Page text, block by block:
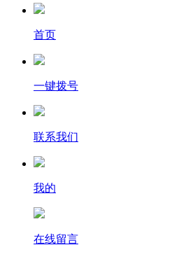
首页
一键拨号
联系我们
我的
在线留言